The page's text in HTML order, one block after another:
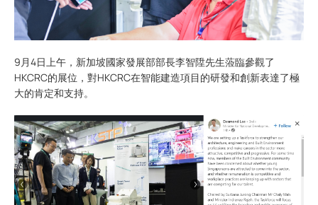
9月4日上午，新加坡國家發展部部長李智陞先生蒞臨參觀了
HKCRC的展位，對HKCRC在智能建造項目的研發和創新表達了極
大的肯定和支持。